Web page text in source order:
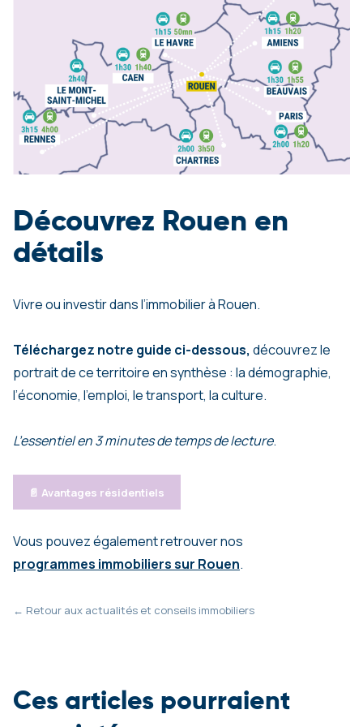
Découvrez Rouen en
détails
Vivre ou investir dans l’immobilier à Rouen.
Téléchargez notre guide ci-dessous, découvrez le
portrait de ce territoire en synthèse : la démographie,
l’économie, l’emploi, le transport, la culture.
L’essentiel en 3 minutes de temps de lecture.
📄 Avantages résidentiels
Vous pouvez également retrouver nos
programmes immobiliers sur Rouen.
← Retour aux actualités et conseils immobiliers
Ces articles pourraient